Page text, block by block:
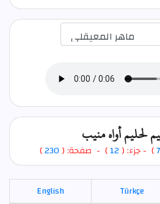
الآية
لحليم أواه منيب
) - جزء: ( 12) - صفحة: (230
)
English Türkçe